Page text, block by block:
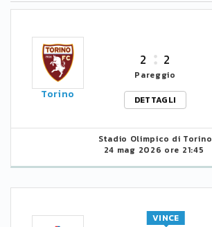
Torino
2 2
Pareggio
DETTAGLI
Stadio Olimpico di Torino
24 mag 2026 ore 21:45
VINCE